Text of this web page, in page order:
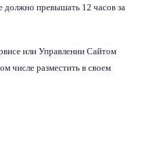
должно превышать 12 часов за
или Управлении Сайтом
числе разместить в своем